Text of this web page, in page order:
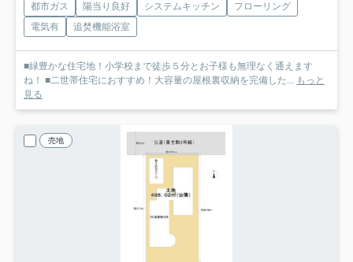
都市ガス 陽当り良好 システムキッチン
フローリング
電気有
追焚機能浴室
■緑豊かな住宅地！小学校まで徒歩５分とお子様も無理なく通えます
ね！ ■二世帯住宅におすすめ！大容量の屋根裏収納を完備した... もっと
見る
売地